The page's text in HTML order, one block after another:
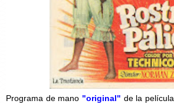
Programa de mano "original" de la película